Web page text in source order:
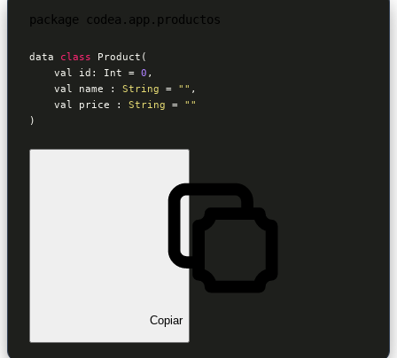
package codea.app.productos
data class Product(
    val id: Int =
0 ,
    val name :
String = "" ,
    val price :
String = ""
)
Copiar